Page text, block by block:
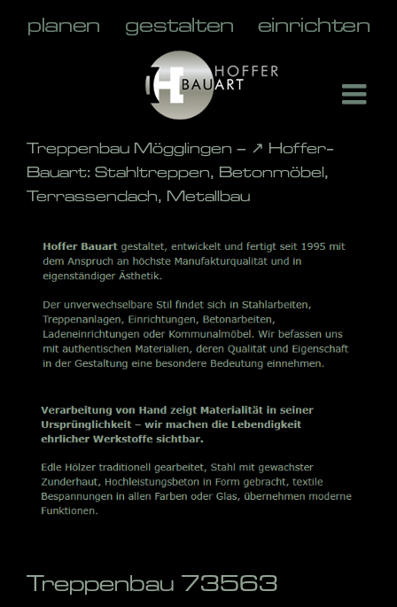
Treppenbau Mögglingen – ↗️ Hoffer-
Bauart: Stahltreppen, Betonmöbel,
Terrassendach, Metallbau
Treppenbau 73563